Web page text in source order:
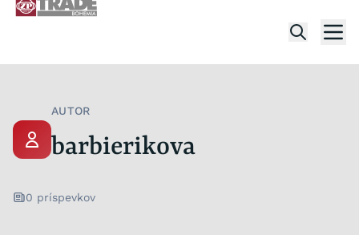
Skip to content
AUTOR
barbierikova
0 príspevkov